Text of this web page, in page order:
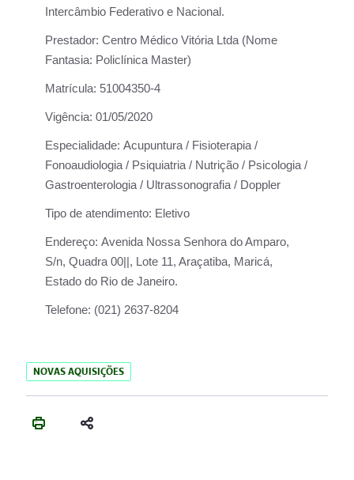
Intercâmbio Federativo e Nacional.
Prestador: Centro Médico Vitória Ltda (Nome
Fantasia: Policlínica Master)
Matrícula: 51004350-4
Vigência: 01/05/2020
Especialidade: Acupuntura / Fisioterapia /
Fonoaudiologia / Psiquiatria / Nutrição / Psicologia /
Gastroenterologia / Ultrassonografia / Doppler
Tipo de atendimento: Eletivo
Endereço: Avenida Nossa Senhora do Amparo,
S/n, Quadra 00||, Lote 11, Araçatiba, Maricá,
Estado do Rio de Janeiro.
Telefone: (021) 2637-8204
NOVAS AQUISIÇÕES